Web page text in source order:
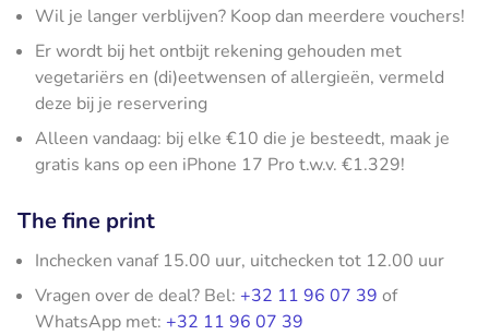
Wil je langer verblijven? Koop dan meerdere vouchers!
Er wordt bij het ontbijt rekening gehouden met
vegetariërs en (di)eetwensen of allergieën, vermeld
deze bij je reservering
Alleen vandaag: bij elke €10 die je besteedt, maak je
gratis kans op een iPhone 17 Pro t.w.v. €1.329!
The fine print
Inchecken vanaf 15.00 uur, uitchecken tot 12.00 uur
Vragen over de deal? Bel: +32 11 96 07 39 of
WhatsApp met: +32 11 96 07 39